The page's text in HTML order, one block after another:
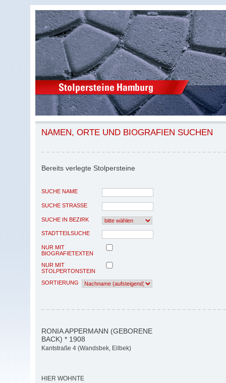
NAMEN, ORTE UND BIOGRAFIEN SUCHEN
Bereits verlegte Stolpersteine
SUCHE NAME
SUCHE STRASSE
SUCHE IN BEZIRK
STADTTEILSUCHE
NUR MIT
BIOGRAFIETEXTEN
NUR MIT
STOLPERTONSTEIN
SORTIERUNG
RONIA APPERMANN (GEBORENE
BACK) * 1908
Kantstraße 4 (Wandsbek, Eilbek)
HIER WOHNTE